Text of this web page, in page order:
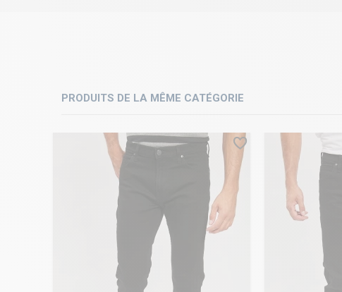
PRODUITS DE LA MÊME CATÉGORIE